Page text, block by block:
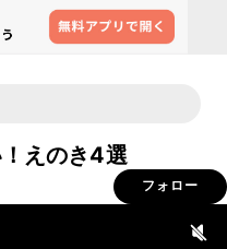
えのき4選
フォロー